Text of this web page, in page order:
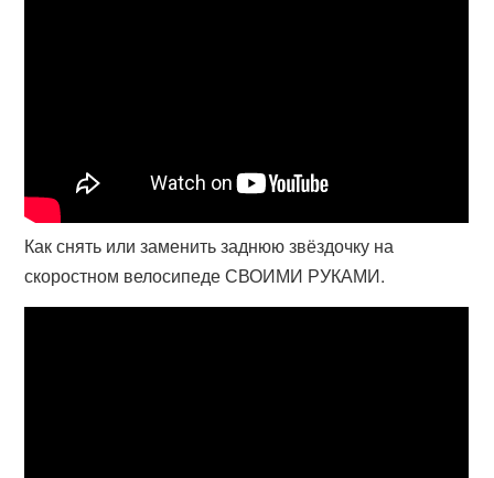
Как снять или заменить заднюю звёздочку на
скоростном велосипеде СВОИМИ РУКАМИ.